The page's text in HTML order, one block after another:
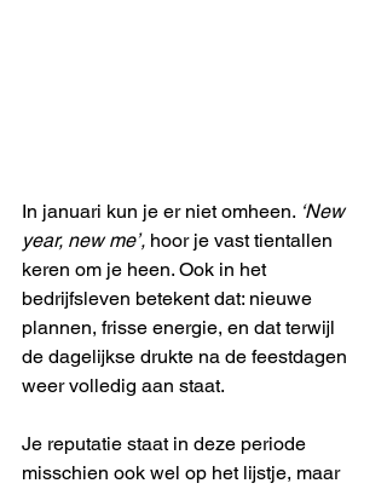
In januari kun je er niet omheen. ‘New
year, new me’, hoor je vast tientallen
keren om je heen. Ook in het
bedrijfsleven betekent dat: nieuwe
plannen, frisse energie, en dat terwijl
de dagelijkse drukte na de feestdagen
weer volledig aan staat.
Je reputatie staat in deze periode
misschien ook wel op het lijstje, maar